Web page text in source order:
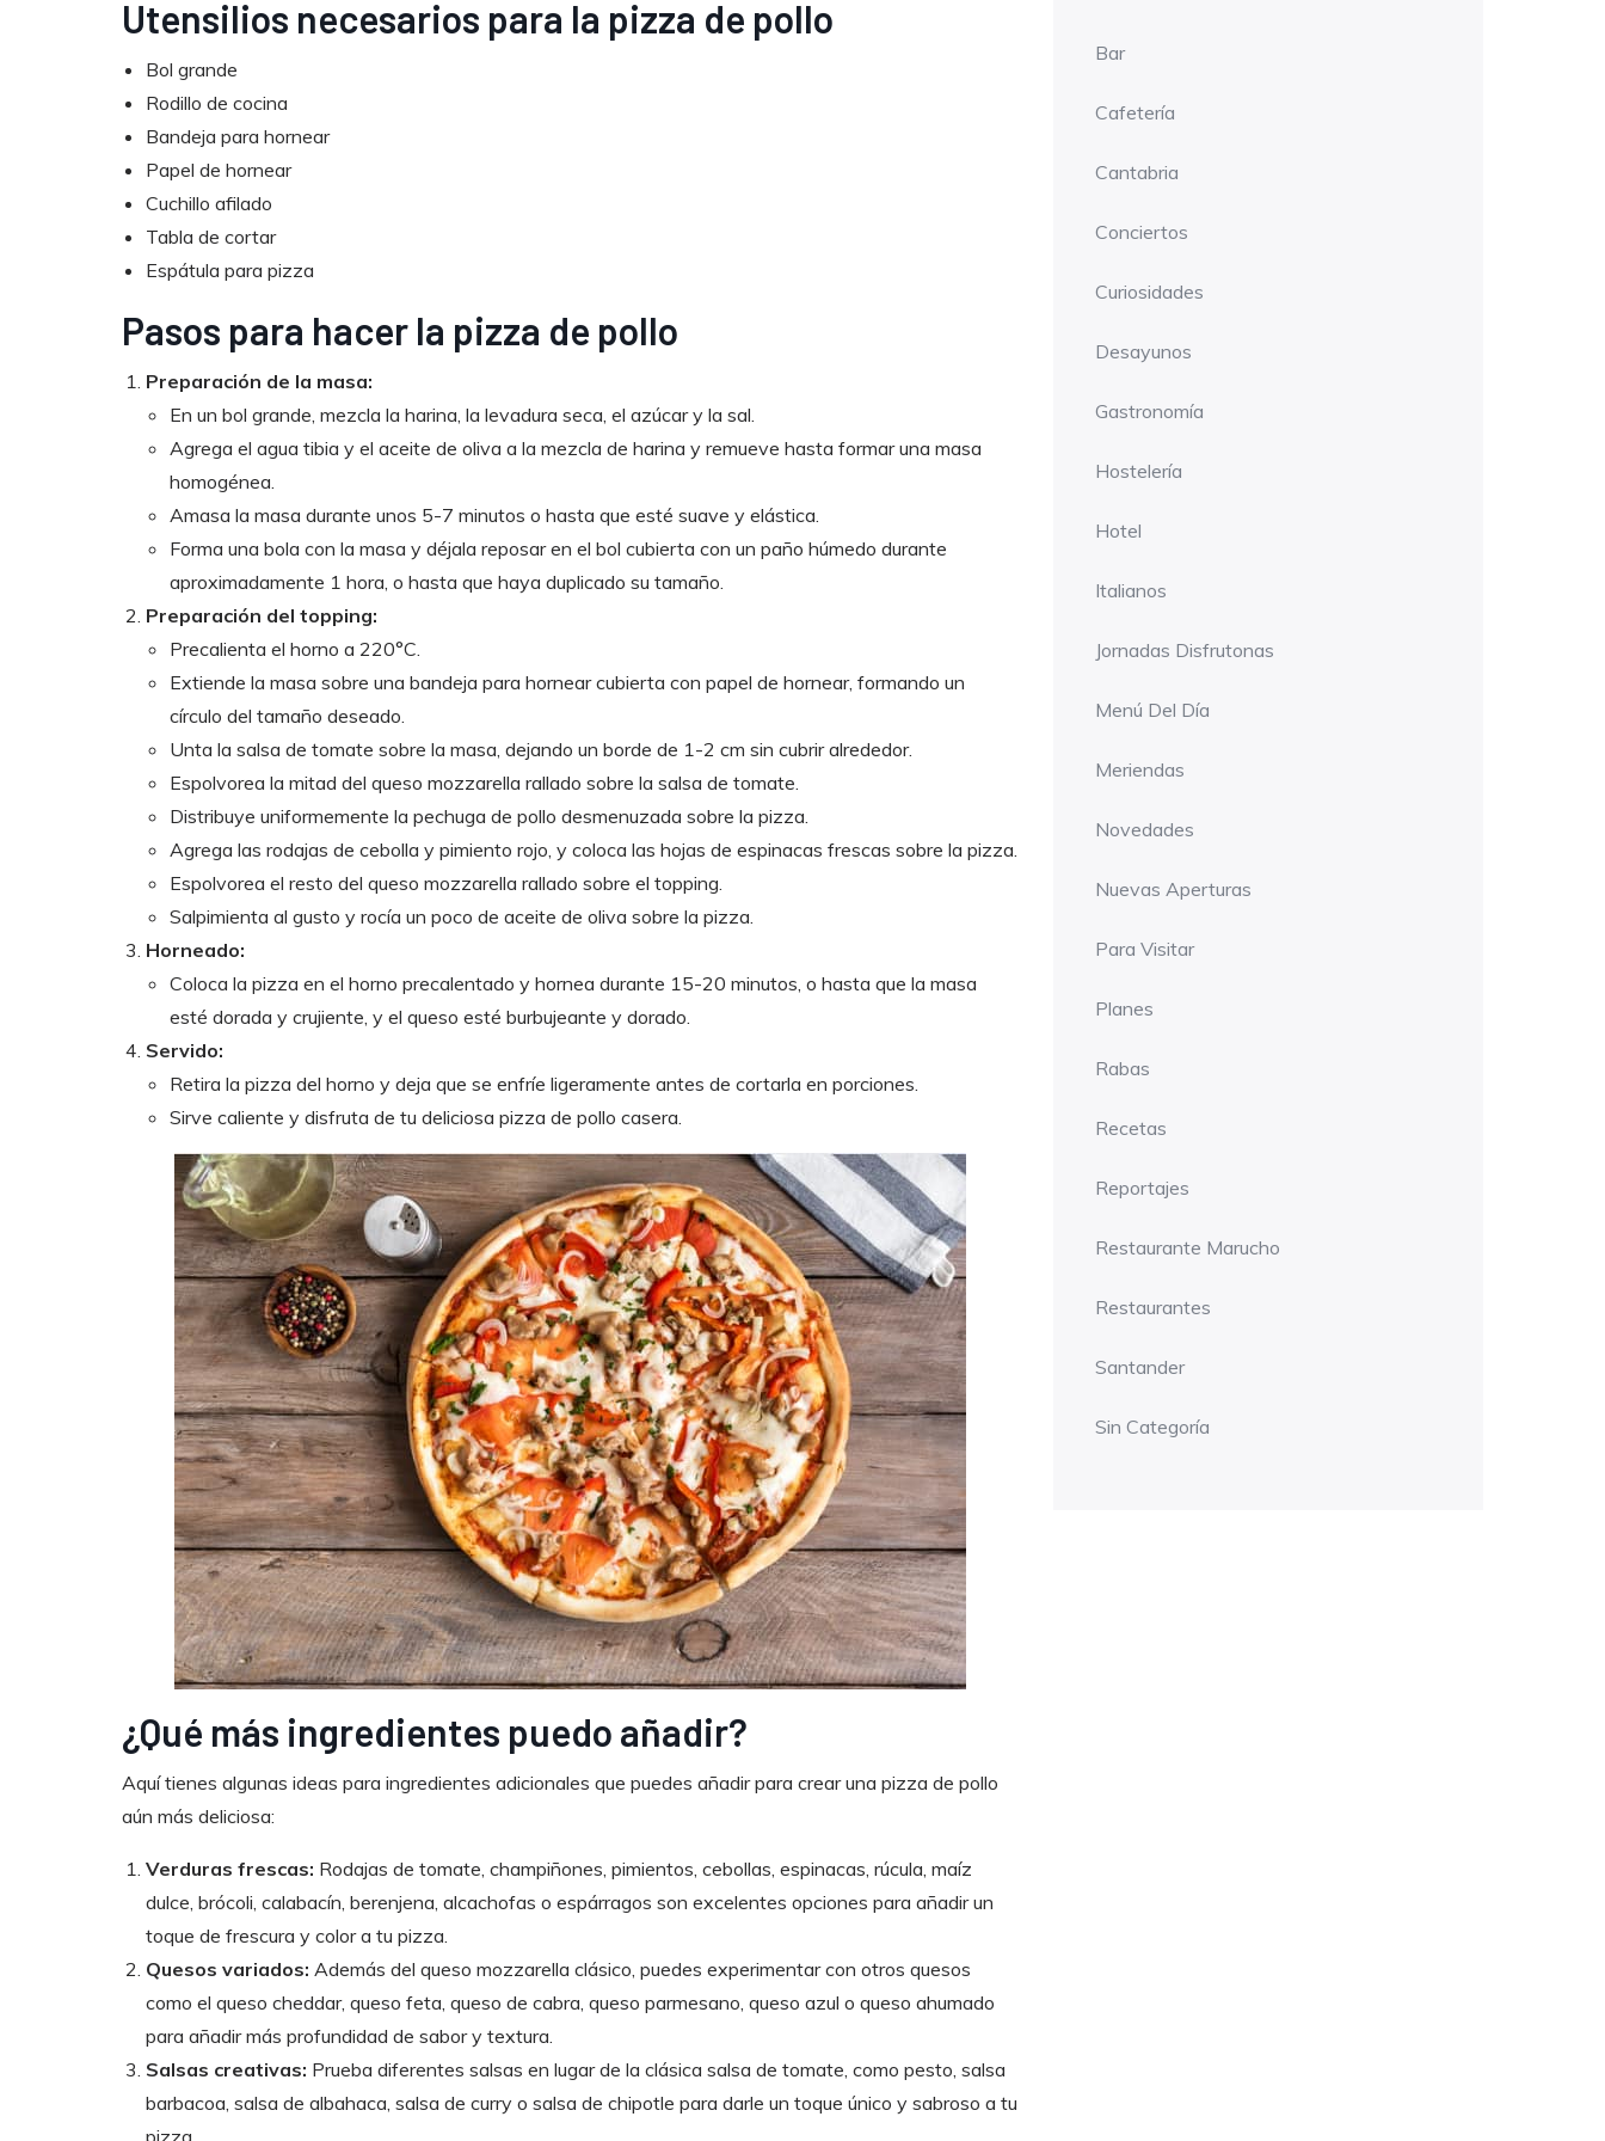
Utensilios necesarios para la pizza de pollo
Bol grande
Rodillo de cocina
Bandeja para hornear
Papel de hornear
Cuchillo afilado
Tabla de cortar
Espátula para pizza
Pasos para hacer la pizza de pollo
Preparación de la masa:
En un bol grande, mezcla la harina, la levadura seca, el azúcar y la sal.
Agrega el agua tibia y el aceite de oliva a la mezcla de harina y remueve hasta formar una masa
homogénea.
Amasa la masa durante unos 5-7 minutos o hasta que esté suave y elástica.
Forma una bola con la masa y déjala reposar en el bol cubierta con un paño húmedo durante
aproximadamente 1 hora, o hasta que haya duplicado su tamaño.
Preparación del topping:
Precalienta el horno a 220°C.
Extiende la masa sobre una bandeja para hornear cubierta con papel de hornear, formando un
círculo del tamaño deseado.
Unta la salsa de tomate sobre la masa, dejando un borde de 1-2 cm sin cubrir alrededor.
Espolvorea la mitad del queso mozzarella rallado sobre la salsa de tomate.
Distribuye uniformemente la pechuga de pollo desmenuzada sobre la pizza.
Agrega las rodajas de cebolla y pimiento rojo, y coloca las hojas de espinacas frescas sobre la pizza.
Espolvorea el resto del queso mozzarella rallado sobre el topping.
Salpimienta al gusto y rocía un poco de aceite de oliva sobre la pizza.
Horneado:
Coloca la pizza en el horno precalentado y hornea durante 15-20 minutos, o hasta que la masa
esté dorada y crujiente, y el queso esté burbujeante y dorado.
Servido:
Retira la pizza del horno y deja que se enfríe ligeramente antes de cortarla en porciones.
Sirve caliente y disfruta de tu deliciosa pizza de pollo casera.
¿Qué más ingredientes puedo añadir?
Aquí tienes algunas ideas para ingredientes adicionales que puedes añadir para crear una pizza de pollo
aún más deliciosa:
Verduras frescas: Rodajas de tomate, champiñones, pimientos, cebollas, espinacas, rúcula, maíz
dulce, brócoli, calabacín, berenjena, alcachofas o espárragos son excelentes opciones para añadir un
toque de frescura y color a tu pizza.
Quesos variados: Además del queso mozzarella clásico, puedes experimentar con otros quesos
como el queso cheddar, queso feta, queso de cabra, queso parmesano, queso azul o queso ahumado
para añadir más profundidad de sabor y textura.
Salsas creativas: Prueba diferentes salsas en lugar de la clásica salsa de tomate, como pesto, salsa
barbacoa, salsa de albahaca, salsa de curry o salsa de chipotle para darle un toque único y sabroso a tu
pizza.
Bar
Cafetería
Cantabria
Conciertos
Curiosidades
Desayunos
Gastronomía
Hostelería
Hotel
Italianos
Jornadas Disfrutonas
Menú Del Día
Meriendas
Novedades
Nuevas Aperturas
Para Visitar
Planes
Rabas
Recetas
Reportajes
Restaurante Marucho
Restaurantes
Santander
Sin Categoría